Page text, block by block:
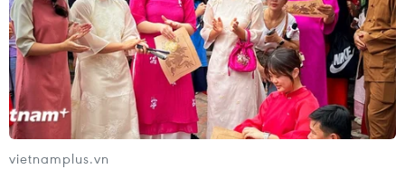
Hơn 300 doanh nghiệp tham gia
Triển lãm quốc tế chuyên ngành y
dược
30/07/2026 05:02
vietnamplus.vn